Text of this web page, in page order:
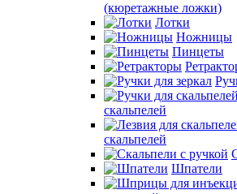
(кюретажные ложки)
Лотки
Ножницы
Пинцеты
скальпелей
скальпелей
Шпатели